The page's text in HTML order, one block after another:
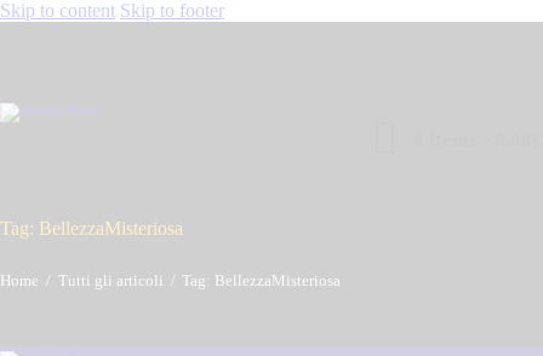
Skip to content Skip to footer
Tag: BellezzaMisteriosa
Home Tutti gli articoli Tag: BellezzaMisteriosa